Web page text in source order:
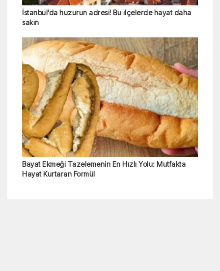
İstanbul’da huzurun adresi! Bu ilçelerde hayat daha
sakin
Bayat Ekmeği Tazelemenin En Hızlı Yolu: Mutfakta
Hayat Kurtaran Formül